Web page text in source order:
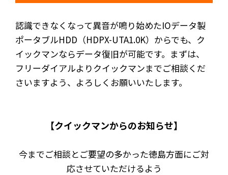
認識できなくなって異音が鳴り始めたIOデータ製
ポータブルHDD（HDPX-UTA1.0K）からでも、ク
イックマンならデータ復旧が可能です。まずは、
フリーダイアルよりクイックマンまでご相談くだ
さいますよう、よろしくお願いいたします。
【クイックマンからのお知らせ】
今までご相談とご要望の多かった徳島方面にご対
応させていただけるよう